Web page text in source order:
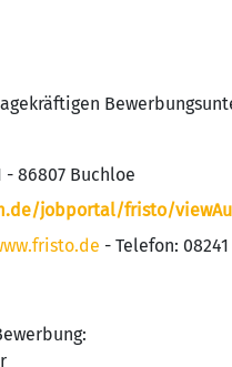
- 86807 Buchloe
jobportal/fristo/
- Telefon: